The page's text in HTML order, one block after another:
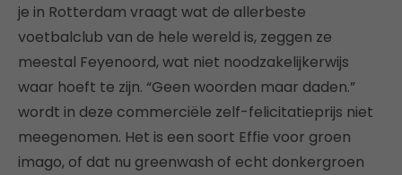
je in Rotterdam vraagt wat de allerbeste
voetbalclub van de hele wereld is, zeggen ze
meestal Feyenoord, wat niet noodzakelijkerwijs
waar hoeft te zijn. “Geen woorden maar daden.”
wordt in deze commerciële zelf-felicitatieprijs niet
meegenomen. Het is een soort Effie voor groen
imago, of dat nu greenwash of echt donkergroen